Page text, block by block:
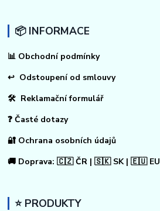
📦 INFORMACE
📊 Obchodní podmínky
↩ Odstoupení od smlouvy
🛠 Reklamační formulář
❓ Časté dotazy
🔐 Ochrana osobních údajů
🚚 Doprava: 🇨🇿 ČR | 🇸🇰 SK | 🇪🇺 EU
⭐ PRODUKTY